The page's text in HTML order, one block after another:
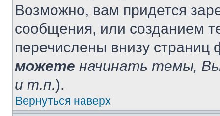
Возможно, вам придется
сообщения, или созданием
перечислены внизу
можете начинать темы,
и т.п.).
Вернуться наверх